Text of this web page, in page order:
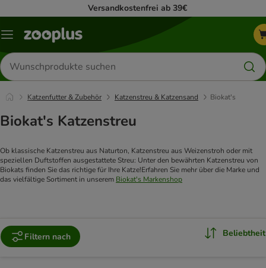
Versandkostenfrei ab 39€
Menü
Produkte
suchen
Katzenfutter & Zubehör Katzenstreu & Katzensand Biokat's
Biokat's Katzenstreu
Ob klassische Katzenstreu aus Naturton, Katzenstreu aus Weizenstroh oder mit
speziellen Duftstoffen ausgestattete Streu: Unter den bewährten Katzenstreu von
Biokats finden Sie das richtige für Ihre Katze!Erfahren Sie mehr über die Marke und
das vielfältige Sortiment in unserem Biokat's Markenshop
Filtern nach Beliebtheit